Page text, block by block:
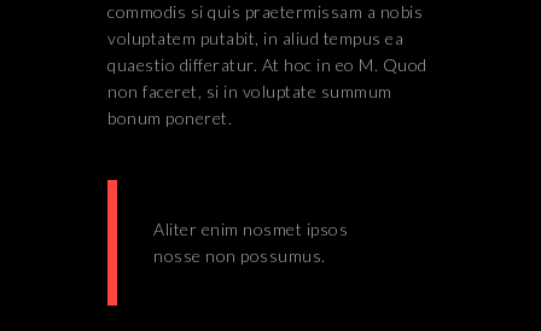
commodis si quis praetermissam a nobis
voluptatem putabit, in aliud tempus ea
quaestio differatur. At hoc in eo M. Quod
non faceret, si in voluptate summum
bonum poneret.
Aliter enim nosmet ipsos
nosse non possumus.